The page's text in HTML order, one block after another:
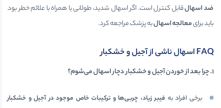
ضد اسهالقابل کنترل است. اگر اسهال شدید، طولانی یا همراه با علائم خطر بود
باید برایمعالجه اسهالبه پزشک مراجعه کرد.
FAQاسهال ناشی از آجیل و خشکبار
۱.چرا بعد از خوردن آجیل و خشکبار دچار اسهال می‌شوم؟
برخی افراد به فیبر زیاد، چربی‌ها و ترکیبات خاص موجود در آجیل و خشکبار